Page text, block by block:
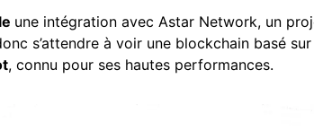
une intégration avec Astar Network, un
s’attendre à voir une blockchain basé
, connu pour ses hautes performances.